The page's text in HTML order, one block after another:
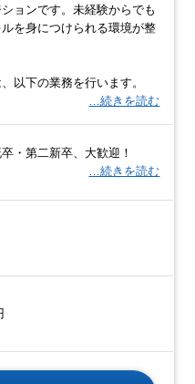
ョンです。未経験からでも
を身につけられる環境が整
以下の業務を行います。
…続きを読む
・第二新卒、大歓迎！
…続きを読む